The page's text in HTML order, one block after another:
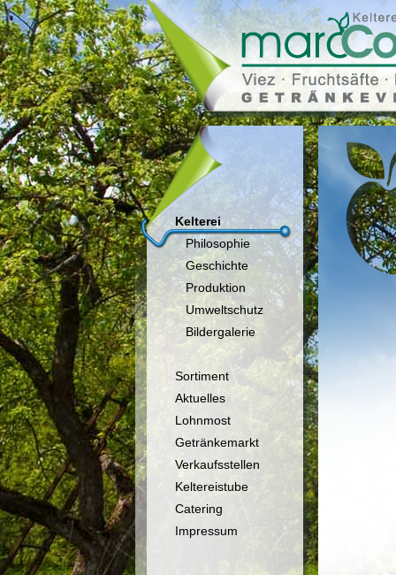
Kelterei
Philosophie
Geschichte
Produktion
Umweltschutz
Bildergalerie
Sortiment
Aktuelles
Lohnmost
Getränkemarkt
Verkaufsstellen
Keltereistube
Catering
Impressum